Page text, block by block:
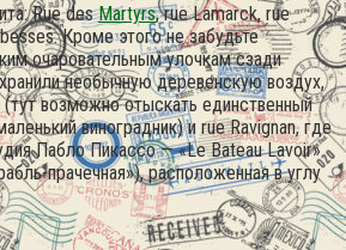
Rue desMartyrs, rue Lamarck, rue
Кроме этого не забудьте
очаровательным улочкам сзади
необычную деревенскую воздух,
возможно отыскать единственный
виноградник) и rue Ravignan, где
Пабло Пикассо — «Le Bateau Lavoir»
прачечная»), расположенная в углу